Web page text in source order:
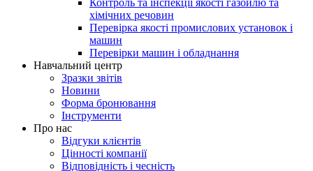
Контроль та інспекції якості газойлю та
хімічних речовин
Перевірка якості промислових установок і
машин
Перевірки машин і обладнання
Навчальний центр
Зразки звітів
Новини
Форма бронювання
Інструменти
Про нас
Відгуки клієнтів
Цінності компанії
Відповідність і чесність